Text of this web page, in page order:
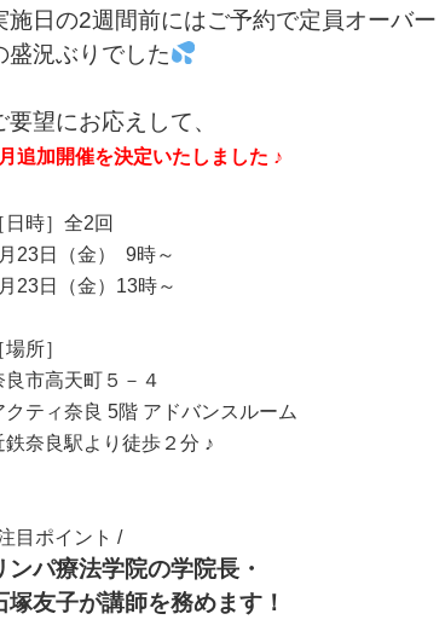
施日の2週間前にはご予約で定員オーバー
盛況ぶりでした
要望にお応えして、
追加開催を決定いたしました ♪
日時］全2回
23日（金） 9時～
23日（金）13時～
場所］
良市高天町５－４
クティ奈良 5階 アドバンスルーム
鉄奈良駅より徒歩２分 ♪
目ポイント /
ンパ療法学院の学院長・
塚友子が講師を務めます！